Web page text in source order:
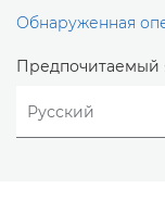
Обнаруженная
Предпочитаемый